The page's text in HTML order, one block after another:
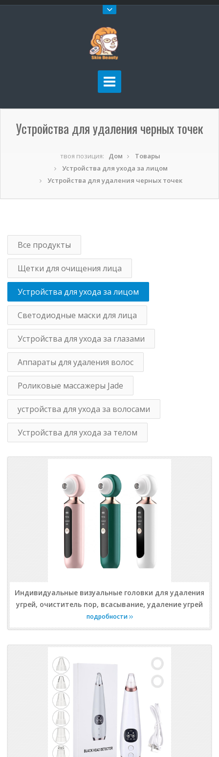
Устройства для удаления черных точек
твоя позиция: Дом
Товары
Устройства для ухода за лицом
Устройства для удаления черных точек
Все продукты
Щетки для очищения лица
Устройства для ухода за лицом
Светодиодные маски для лица
Устройства для ухода за глазами
Аппараты для удаления волос
Роликовые массажеры Jade
устройства для ухода за волосами
Устройства для ухода за телом
Индивидуальные визуальные головки для удаления
угрей, очиститель пор, всасывание, удаление угрей
подробности